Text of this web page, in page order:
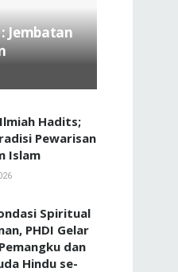
Jembatan
Hadits;
Pewarisan
Islam
Spiritual
PHDI Gelar
dan
Hindu se-